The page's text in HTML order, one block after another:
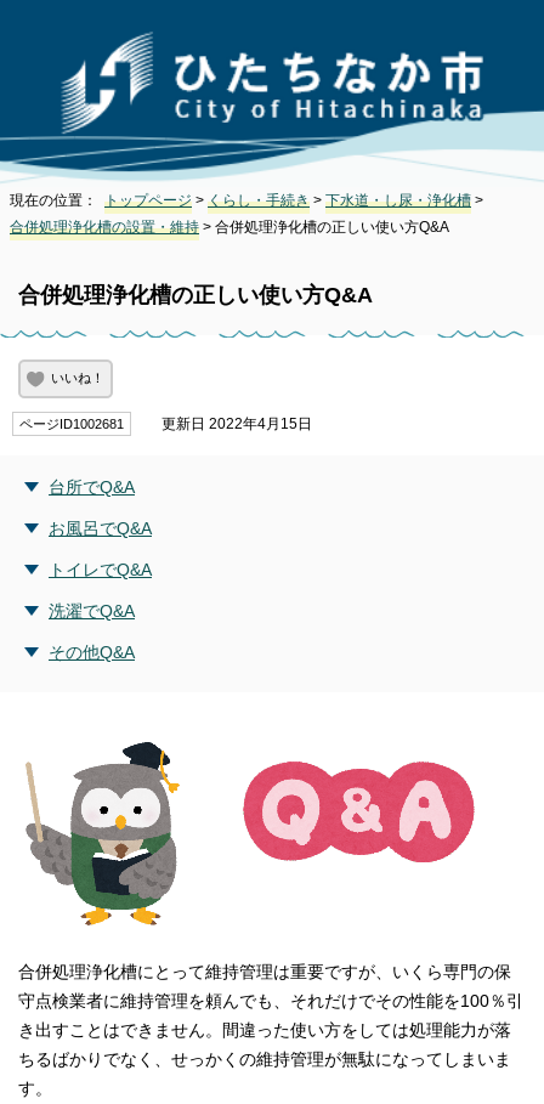
現在の位置： トップページ > くらし・手続き > 下水道・し尿・浄化槽 >
合併処理浄化槽の設置・維持 > 合併処理浄化槽の正しい使い方Q&A
合併処理浄化槽の正しい使い方Q&A
いいね！
ページID1002681 更新日 2022年4月15日
台所でQ&A
お風呂でQ&A
トイレでQ&A
洗濯でQ&A
その他Q&A
合併処理浄化槽にとって維持管理は重要ですが、いくら専門の保
守点検業者に維持管理を頼んでも、それだけでその性能を100％引
き出すことはできません。間違った使い方をしては処理能力が落
ちるばかりでなく、せっかくの維持管理が無駄になってしまいま
す。